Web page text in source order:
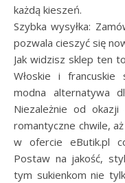
każdą kieszeń.
Szybka wysyłka:
pozwala cieszyć się
Jak widzisz sklep ten
Włoskie i
modna alternatywa
Niezależnie od
romantyczne chwile,
w ofercie eButik.pl
Postaw na jakość,
tym sukienkom nie